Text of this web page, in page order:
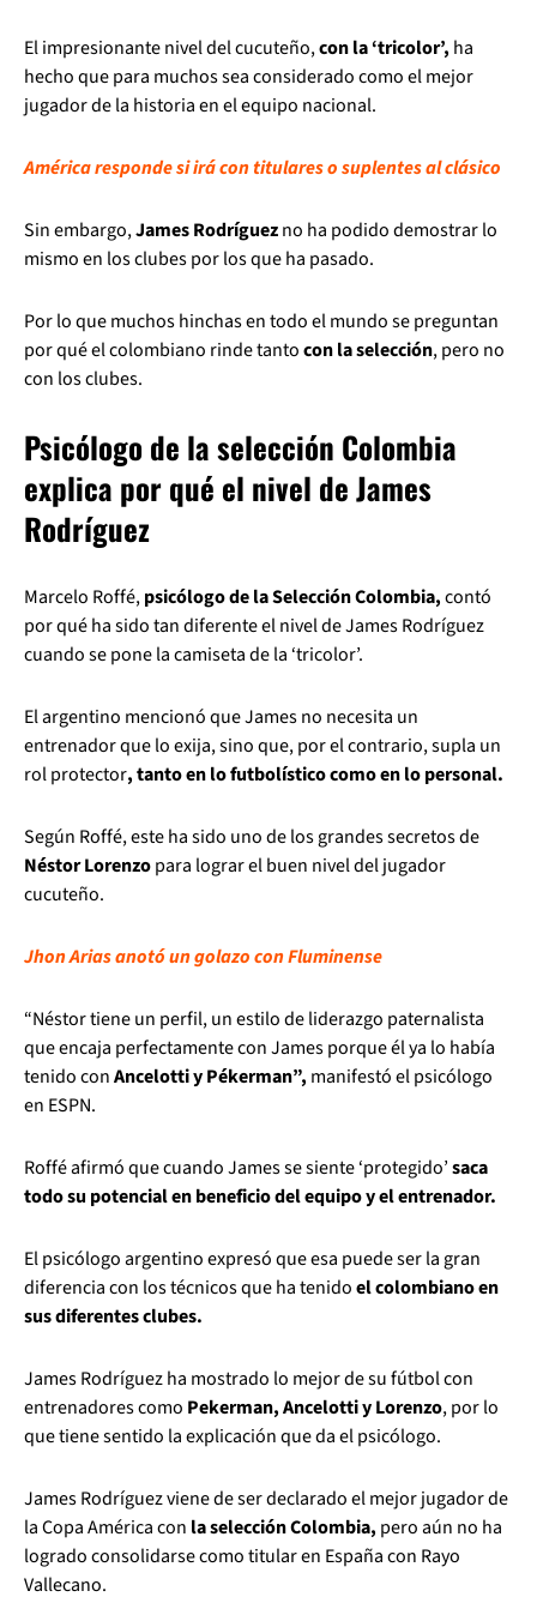
El impresionante nivel del cucuteño,con la ‘tricolor’, ha
hecho que para muchos sea considerado como el mejor
jugador de la historia en el equipo nacional.
América responde si irá con titulares o suplentes al clásico
Sin embargo,James Rodríguezno ha podido demostrar lo
mismo en los clubes por los que ha pasado.
Por lo que muchos hinchas en todo el mundo se preguntan
por qué el colombiano rinde tantocon la selección, pero no
con los clubes.
Psicólogo de la selección Colombia
explica por qué el nivel de James
Rodríguez
Marcelo Roffé,psicólogo de la Selección Colombia,contó
por qué ha sido tan diferente el nivel de James Rodríguez
cuando se pone la camiseta de la ‘tricolor’.
El argentino mencionó que James no necesita un
entrenador que lo exija, sino que, por el contrario, supla un
rol protector, tanto en lo futbolístico como en lo personal.
Según Roffé, este ha sido uno de los grandes secretos de
Néstor Lorenzopara lograr el buen nivel del jugador
cucuteño.
Jhon Arias anotó un golazo con Fluminense
“Néstor tiene un perfil, un estilo de liderazgo paternalista
que encaja perfectamente con James porque él ya lo había
tenido conAncelotti y Pékerman”, manifestó el psicólogo
en ESPN.
Roffé afirmó que cuando James se siente ‘protegido’saca
todo su potencial en beneficio del equipo y el entrenador.
El psicólogo argentino expresó que esa puede ser la gran
diferencia con los técnicos que ha tenidoel colombiano en
sus diferentes clubes.
James Rodríguez ha mostrado lo mejor de su fútbol con
entrenadores como Pekerman, Ancelotti y Lorenzo, por lo
que tiene sentido la explicación que da el psicólogo.
James Rodríguez viene de ser declarado el mejor jugador de
la Copa América con la selección Colombia, pero aún no ha
logrado consolidarse como titular en España con Rayo
Vallecano.